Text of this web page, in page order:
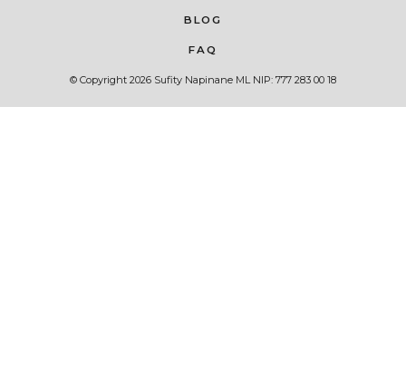
BLOG
FAQ
© Copyright 2026 Sufity Napinane ML NIP: 777 283 00 18